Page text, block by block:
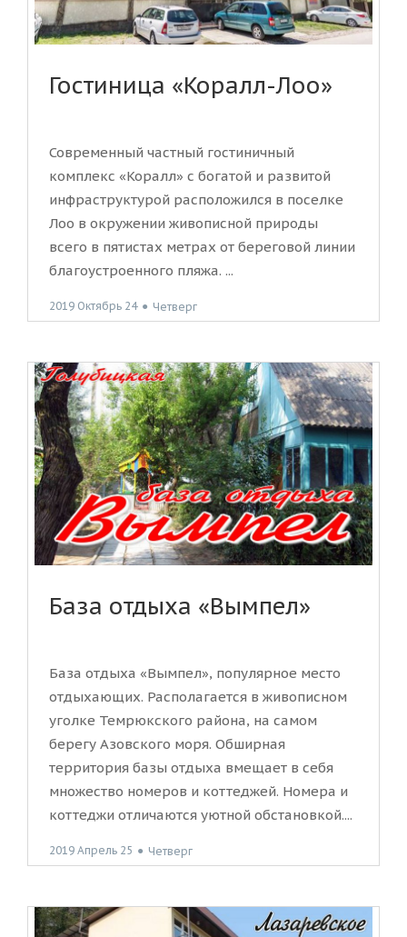
Гостиница «Коралл-Лоо»
Современный частный гостиничный
комплекс «Коралл» с богатой и развитой
инфраструктурой расположился в поселке
Лоо в окружении живописной природы
всего в пятистах метрах от береговой линии
благоустроенного пляжа. ...
2019 Октябрь 24 ● Четверг
База отдыха «Вымпел»
База отдыха «Вымпел», популярное место
отдыхающих. Располагается в живописном
уголке Темрюкского района, на самом
берегу Азовского моря. Обширная
территория базы отдыха вмещает в себя
множество номеров и коттеджей. Номера и
коттеджи отличаются уютной обстановкой....
2019 Апрель 25 ● Четверг